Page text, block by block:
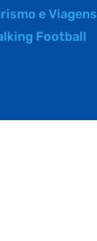
e Viagens
Football